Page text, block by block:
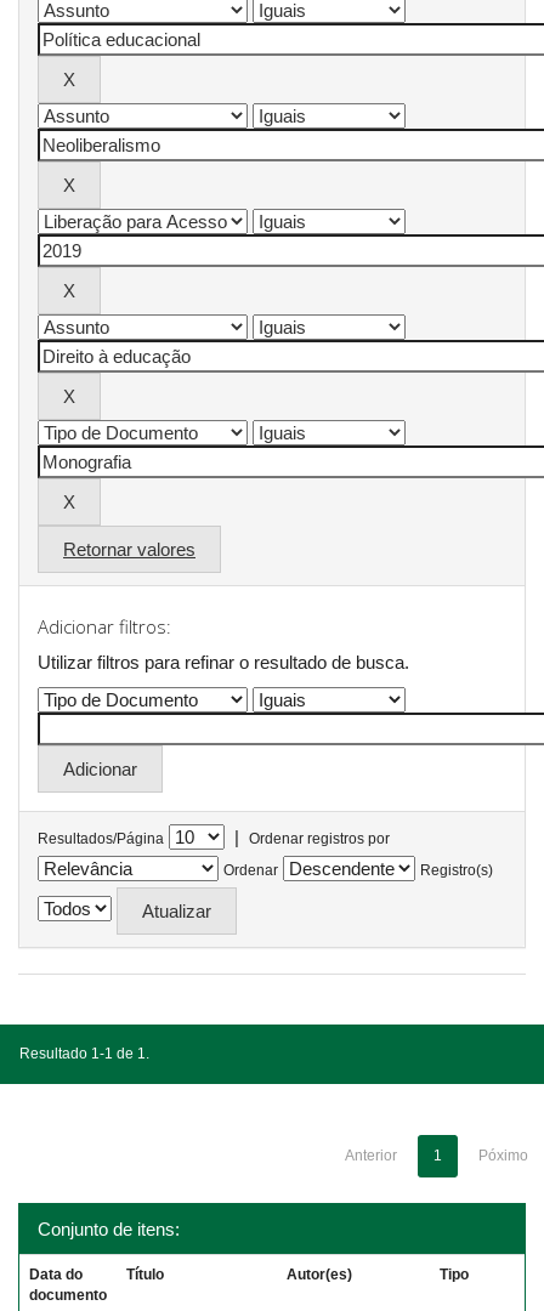
Retornar valores
Adicionar filtros:
Utilizar filtros para refinar o resultado de busca.
Resultados/Página |
Ordenar registros por
Ordenar
Registro(s)
Resultado 1-1 de 1.
Anterior 1 Póximo
Conjunto de itens:
Data do
documento
Título Autor(es) Tipo